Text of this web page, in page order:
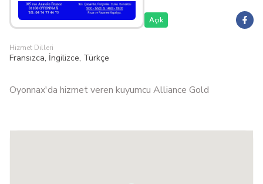
Açık
Hizmet Dilleri
Fransızca, İngilizce, Türkçe
Oyonnax'da hizmet veren kuyumcu Alliance Gold